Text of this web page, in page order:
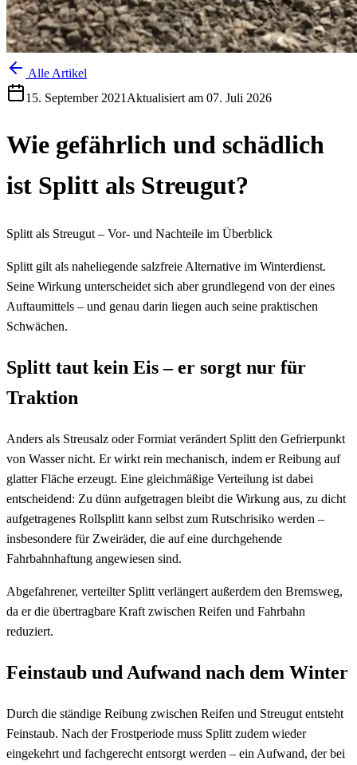
Alle Artikel
15. September 2021 Aktualisiert am 07. Juli 2026
Wie gefährlich und schädlich
ist Splitt als Streugut?
Splitt als Streugut – Vor- und Nachteile im Überblick
Splitt gilt als naheliegende salzfreie Alternative im Winterdienst.
Seine Wirkung unterscheidet sich aber grundlegend von der eines
Auftaumittels – und genau darin liegen auch seine praktischen
Schwächen.
Splitt taut kein Eis – er sorgt nur für
Traktion
Anders als Streusalz oder Formiat verändert Splitt den Gefrierpunkt
von Wasser nicht. Er wirkt rein mechanisch, indem er Reibung auf
glatter Fläche erzeugt. Eine gleichmäßige Verteilung ist dabei
entscheidend: Zu dünn aufgetragen bleibt die Wirkung aus, zu dicht
aufgetragenes Rollsplitt kann selbst zum Rutschrisiko werden –
insbesondere für Zweiräder, die auf eine durchgehende
Fahrbahnhaftung angewiesen sind.
Abgefahrener, verteilter Splitt verlängert außerdem den Bremsweg,
da er die übertragbare Kraft zwischen Reifen und Fahrbahn
reduziert.
Feinstaub und Aufwand nach dem Winter
Durch die ständige Reibung zwischen Reifen und Streugut entsteht
Feinstaub. Nach der Frostperiode muss Splitt zudem wieder
eingekehrt und fachgerecht entsorgt werden – ein Aufwand, der bei